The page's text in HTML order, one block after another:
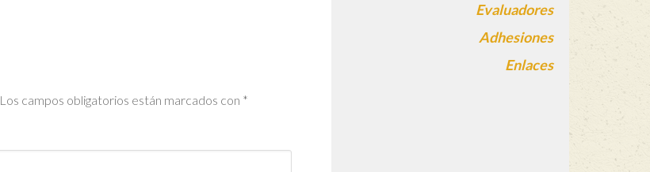
Los campos obligatorios están marcados con *
Evaluadores
Adhesiones
Enlaces